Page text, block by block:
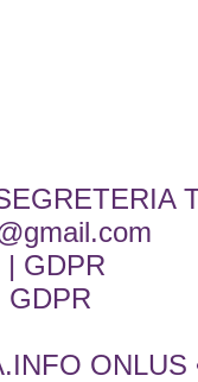
| GDPR
GDPR
ONLUS